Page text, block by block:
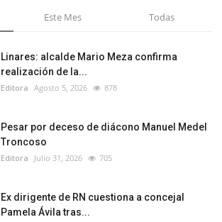
Este Mes Todas
Linares: alcalde Mario Meza confirma
realización de la...
Editora Agosto 5, 2026 878
Pesar por deceso de diácono Manuel Medel
Troncoso
Editora Julio 31, 2026 705
Ex dirigente de RN cuestiona a concejal
Pamela Ávila tras...